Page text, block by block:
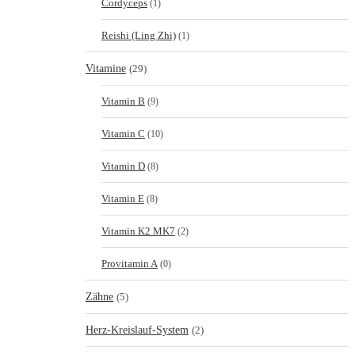
Cordyceps (1)
Reishi (Ling Zhi) (1)
Vitamine (29)
Vitamin B (9)
Vitamin C (10)
Vitamin D (8)
Vitamin E (8)
Vitamin K2 MK7 (2)
Provitamin A (0)
Zähne (5)
Herz-Kreislauf-System (2)